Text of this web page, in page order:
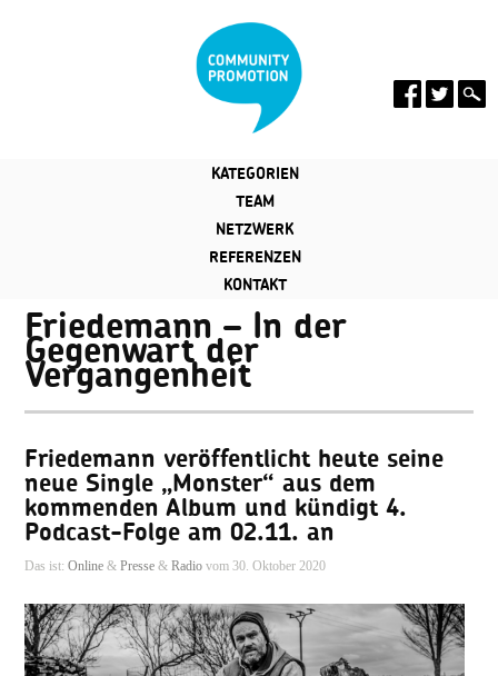
KATEGORIEN
TEAM
NETZWERK
REFERENZEN
KONTAKT
Friedemann – In der
Gegenwart der
Vergangenheit
Friedemann veröffentlicht heute seine
neue Single „Monster“ aus dem
kommenden Album und kündigt 4.
Podcast-Folge am 02.11. an
Das ist: Online& Presse& Radiovom 30. Oktober 2020